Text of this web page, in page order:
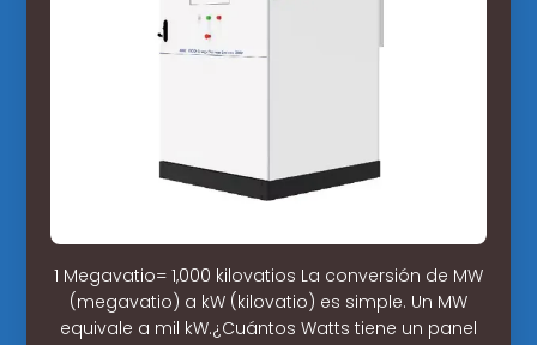
1 Megavatio= 1,000 kilovatios La conversión de MW
(megavatio) a kW (kilovatio) es simple. Un MW
equivale a mil kW.¿Cuántos Watts tiene un panel